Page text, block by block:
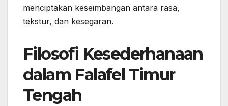
menciptakan keseimbangan antara rasa,
tekstur, dan kesegaran.
Filosofi Kesederhanaan
dalam Falafel Timur
Tengah